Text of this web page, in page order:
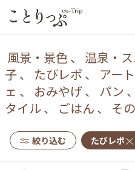
風景・景色、 温泉・
子、 たびレポ 、 アー
ェ 、 おみやげ 、 パン 、
タイル、 ごはん 、 そ
絞り込む たびレポ